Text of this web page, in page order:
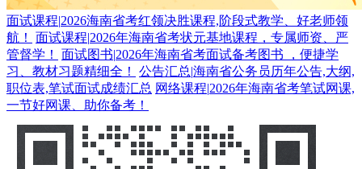
面试课程|2026海南省考红领决胜课程,阶段式教学、好老师领
航！
面试课程|2026年海南省考状元基地课程，专属师资、严
管督学！
面试图书|2026年海南省考面试备考图书 ，便捷学
习、教材习题精细全！
公告汇总|海南省公务员历年公告,大纲,
职位表,笔试面试成绩汇总 网络课程|2026年海南省考笔试网课,
一节好网课、助你备考！